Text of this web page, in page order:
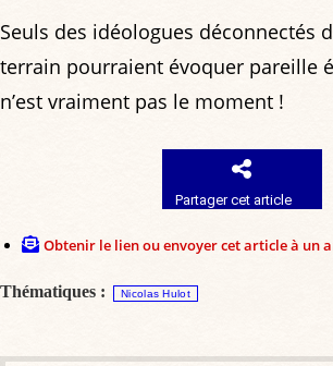
Seuls des idéologues déconnectés
terrain pourraient évoquer pareille
n’est vraiment pas le moment !
Partager cet article
Obtenir le lien ou envoyer cet article à un
Thématiques : Nicolas Hulot